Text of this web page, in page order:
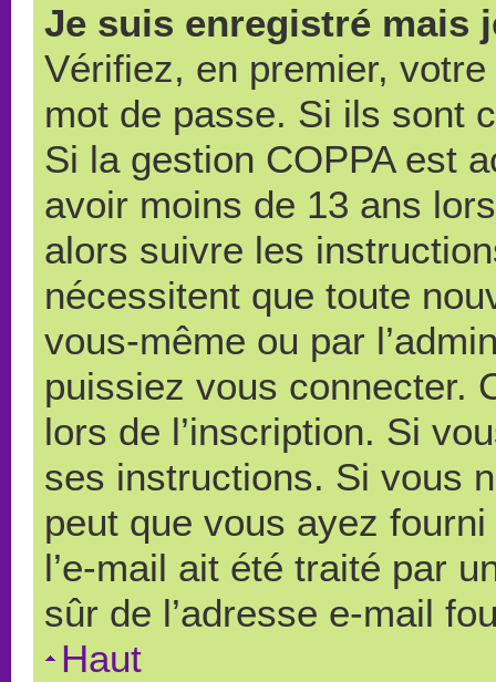
Je suis enregistré mais
Vérifiez, en premier,
mot de passe. Si ils sont
Si la gestion COPPA est
avoir moins de 13 ans
alors suivre les
nécessitent que toute
vous-même ou par
puissiez vous connecter.
lors de l’inscription. Si
ses instructions. Si vous
peut que vous ayez
l’e-mail ait été traité par
sûr de l’adresse e-mail
Haut